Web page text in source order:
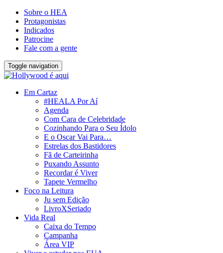
Sobre o HEA
Protagonistas
Indicados
Patrocine
Fale com a gente
Toggle navigation
Em Cartaz
#HEALA Por Aí
Agenda
Com Cara de Celebridade
Cozinhando Para o Seu Ídolo
E o Oscar Vai Para…
Estrelas dos Bastidores
Fã de Carteirinha
Puxando Assunto
Recordar é Viver
Tapete Vermelho
Foco na Leitura
Ju sem Edição
LivroXSeriado
Vida Real
Caixa do Tempo
Campanha
Área VIP